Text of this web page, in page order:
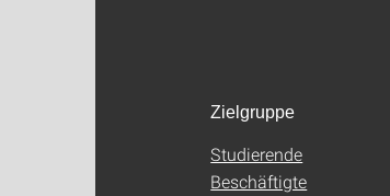
Zielgruppe
Studierende
Beschäftigte